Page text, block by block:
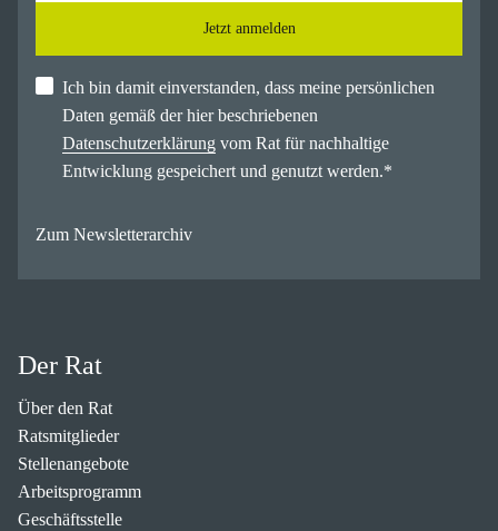
Jetzt anmelden
Ich bin damit einverstanden, dass meine persönlichen
Daten gemäß der hier beschriebenen
Datenschutzerklärung vom Rat für nachhaltige
Entwicklung gespeichert und genutzt werden.*
Zum Newsletterarchiv
Der Rat
Über den Rat
Ratsmitglieder
Stellenangebote
Arbeitsprogramm
Geschäftsstelle